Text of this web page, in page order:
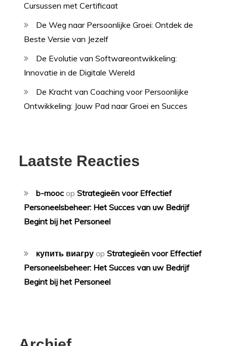
Cursussen met Certificaat
De Weg naar Persoonlijke Groei: Ontdek de
Beste Versie van Jezelf
De Evolutie van Softwareontwikkeling:
Innovatie in de Digitale Wereld
De Kracht van Coaching voor Persoonlijke
Ontwikkeling: Jouw Pad naar Groei en Succes
Laatste Reacties
b-mooc opStrategieën voor Effectief
Personeelsbeheer: Het Succes van uw Bedrijf
Begint bij het Personeel
купить виагру opStrategieën voor Effectief
Personeelsbeheer: Het Succes van uw Bedrijf
Begint bij het Personeel